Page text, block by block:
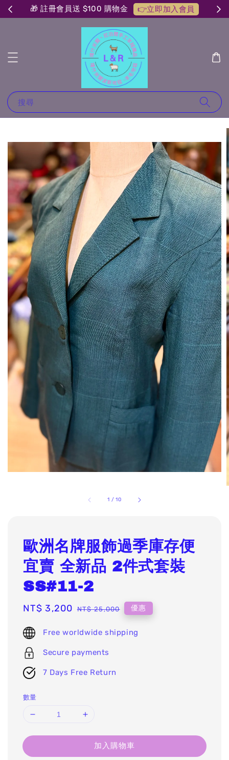
🎁 註冊會員送 $100 購物金 👉立即加入會員
搜尋
1 /10
歐洲名牌服飾過季庫存便
宜賣 全新品 2件式套裝
SS#11-2
Sale
NT$ 3,200 Regular
NT$ 25,000 優惠
Free worldwide shipping
Secure payments
7 Days Free Return
數量
加入購物車